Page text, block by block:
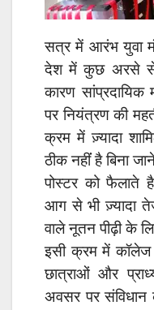
सत्र में आरंभ युवा
देश में कुछ अरसे से
कारण सांप्रदायिक
पर नियंत्रण की
क्रम में ज़्यादा
ठीक नहींं है बिना
पोस्टर को फैलाते
आग से भी ज़्यादा
वाले नूतन पीढ़ी के
इसी क्रम में कॉलेज
छात्राओं और
अवसर पर संविधान